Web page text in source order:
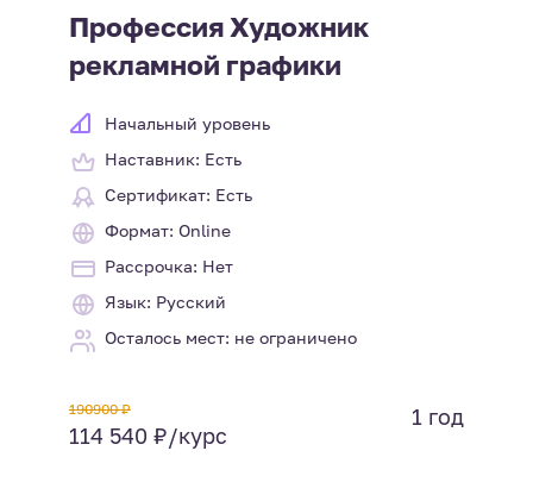
Профессия Художник
рекламной графики
Начальный уровень
Наставник: Есть
Сертификат: Есть
Формат: Online
Рассрочка: Нет
Язык: Русский
Осталось мест: не ограничено
190900 ₽
114 540 ₽/курс
1 год